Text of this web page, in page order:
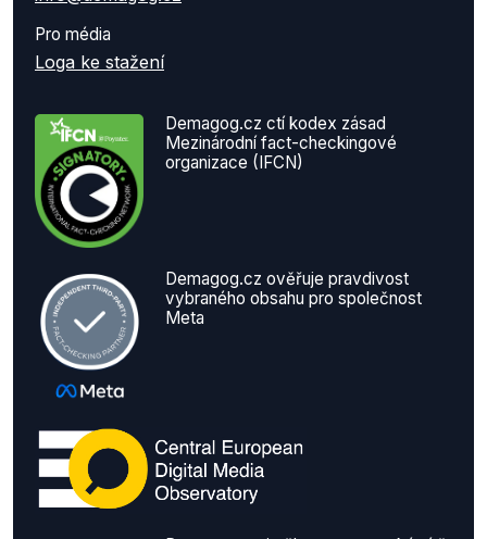
Pro média
Loga ke stažení
Demagog.cz ctí kodex zásad
Mezinárodní fact-checkingové
organizace (IFCN)
Demagog.cz ověřuje pravdivost
vybraného obsahu pro společnost
Meta